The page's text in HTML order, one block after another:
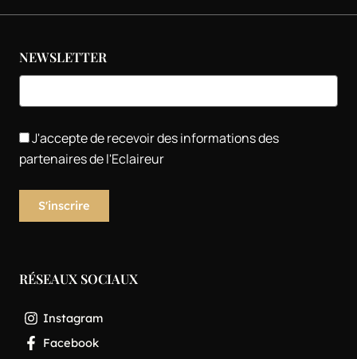
NEWSLETTER
J'accepte de recevoir des informations des
partenaires de l'Eclaireur
RÉSEAUX SOCIAUX
Instagram
Facebook